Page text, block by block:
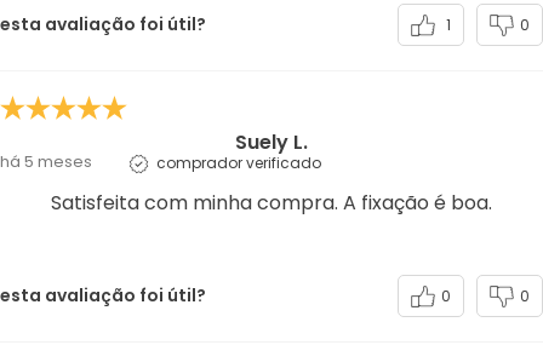
esta avaliação foi útil? 1 0
Suely L.
há 5 meses comprador verificado
Satisfeita com minha compra. A fixação é boa.
esta avaliação foi útil? 0 0